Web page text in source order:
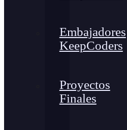
Embajadores
KeepCoders
Proyectos
Finales